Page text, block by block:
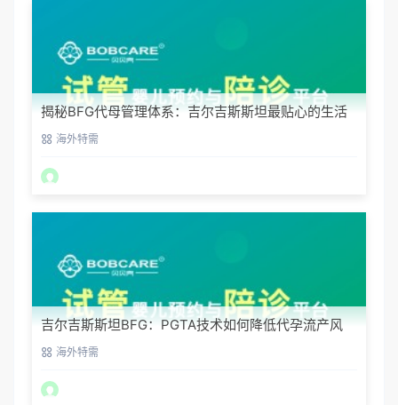
揭秘BFG代母管理体系：吉尔吉斯斯坦最贴心的生活
照顾海外特需
吉尔吉斯斯坦BFG：PGTA技术如何降低代孕流产风
险？海外特需